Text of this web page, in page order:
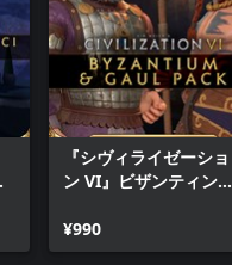
『シヴィライゼーショ
ン VI』ビザンティン＆
¥990